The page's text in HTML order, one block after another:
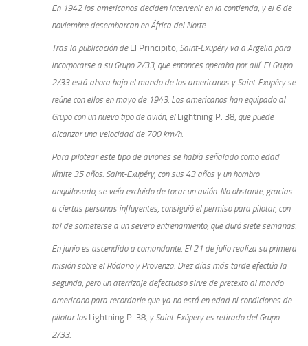
En 1942 los americanos deciden intervenir en la contienda, y el 6 de
noviembre desembarcan en África del Norte.
Tras la publicación de El Principito , Saint-Exupéry va a Argelia para
incorporarse a su Grupo 2/33, que entonces operaba por allí. El Grupo
2/33 está ahora bajo el mando de los americanos y Saint-Exupéry se
reúne con ellos en mayo de 1943. Los americanos han equipado al
Grupo con un nuevo tipo de avión, el Lightning P. 38 , que puede
alcanzar una velocidad de 700 km/h.
Para pilotear este tipo de aviones se había señalado como edad
límite 35 años. Saint-Exupéry, con sus 43 años y un hombro
anquilosado, se veía excluido de tocar un avión. No obstante, gracias
a ciertas personas influyentes, consiguió el permiso para pilotar, con
tal de someterse a un severo entrenamiento, que duró siete semanas.
En junio es ascendido a comandante. El 21 de julio realiza su primera
misión sobre el Ródano y Provenza. Diez días más tarde efectúa la
segunda, pero un aterrizaje defectuoso sirve de pretexto al mando
americano para recordarle que ya no está en edad ni condiciones de
pilotar los Lightning P. 38 , y Saint-Exúpery es retirado del Grupo
2/33.